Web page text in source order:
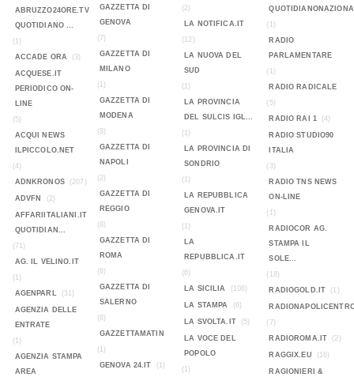
ABRUZZO24ORE.TV
QUOTIDIANO ...
(1)
ACCADE ORA
(3)
ACQUESE.IT
PERIODICO ON-
LINE
(5)
ACQUI NEWS
ILPICCOLO.NET
(4)
ADNKRONOS
(207)
ADVFN (2)
AFFARIITALIANI.IT
QUOTIDIAN...
(71)
AG. IL VELINO.IT
(1)
AGENPARL
(31)
AGENZIA DELLE
ENTRATE
(1)
AGENZIA STAMPA
AREA
GAZZETTA DI
GENOVA
(7)
GAZZETTA DI
MILANO
(1)
GAZZETTA DI
MODENA
(8)
GAZZETTA DI
NAPOLI
(2)
GAZZETTA DI
REGGIO
(8)
GAZZETTA DI
ROMA
(6)
GAZZETTA DI
SALERNO
(8)
GAZZETTAMATIN
(1)
GENOVA 24.IT
(1)
(2)
LA NOTIFICA.IT
(12)
LA NUOVA DEL
SUD
(1)
LA PROVINCIA
DEL SULCIS IGL...
(1)
LA PROVINCIA DI
SONDRIO
(1)
LA REPUBBLICA
GENOVA.IT
(1)
LA
REPUBBLICA.IT
(6)
LA SICILIA
(108)
LA STAMPA (6)
LA SVOLTA.IT (5)
LA VOCE DEL
POPOLO
(1)
(1)
RADIO
PARLAMENTARE
(1)
RADIO RADICALE
(5)
RADIO RAI 1
(4)
RADIO STUDIO90
ITALIA
(3)
RADIO TNS NEWS
ON-LINE
(1)
RADIOCOR AG.
STAMPA IL
SOLE...
(18)
RADIOGOLD.IT
(1)
(7)
RADIOROMA.IT
(2)
RAGGIX.EU (16)
RAGIONIERI &